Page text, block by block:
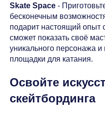
Skate Space -
бесконечным
подарит настоящий опыт
сможет показать своё
уникального персонажа
площадки для катания.
Освойте
скейтбординга